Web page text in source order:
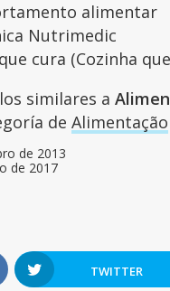
alimentar
Nutrimedic
cura (Cozinha
similares a
deAlimentação
de 2013
de 2017
TWITTER